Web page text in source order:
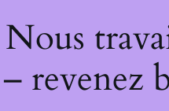
revenez